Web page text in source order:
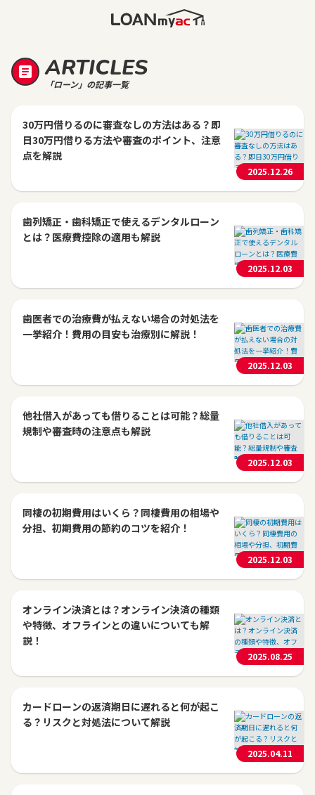
ARTICLES
「ローン」の記事一覧
30万円借りるのに審査なしの方法はある？即
日30万円借りる方法や審査のポイント、注意
点を解説
2025.12.26
歯列矯正・歯科矯正で使えるデンタルローン
とは？医療費控除の適用も解説
2025.12.03
歯医者での治療費が払えない場合の対処法を
一挙紹介！費用の目安も治療別に解説！
2025.12.03
他社借入があっても借りることは可能？総量
規制や審査時の注意点も解説
2025.12.03
同棲の初期費用はいくら？同棲費用の相場や
分担、初期費用の節約のコツを紹介！
2025.12.03
オンライン決済とは？オンライン決済の種類
や特徴、オフラインとの違いについても解
説！
2025.08.25
カードローンの返済期日に遅れると何が起こ
る？リスクと対処法について解説
2025.04.11